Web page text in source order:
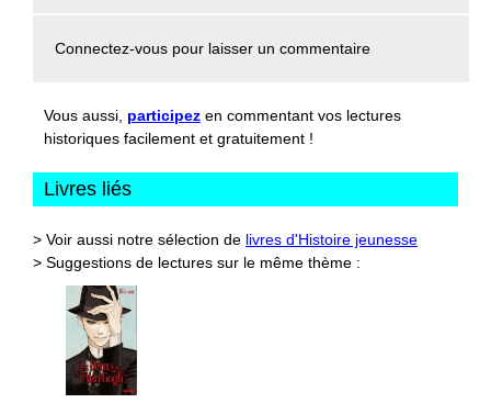
Connectez-vous pour laisser un commentaire
Vous aussi, participez en commentant vos lectures
historiques facilement et gratuitement !
Livres liés
> Voir aussi notre sélection de livres d'Histoire jeunesse
> Suggestions de lectures sur le même thème :